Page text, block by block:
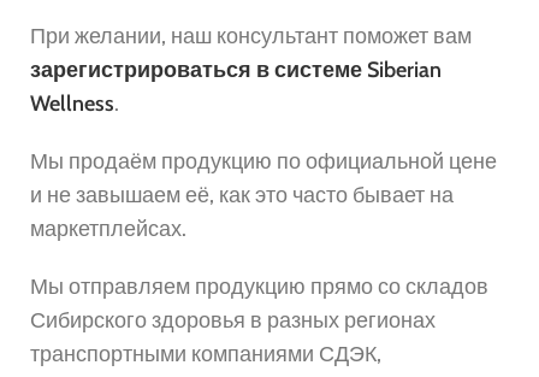
При желании, наш консультант поможет вам
зарегистрироваться в системе Siberian
Wellness.
Мы продаём продукцию по официальной цене
и не завышаем её, как это часто бывает на
маркетплейсах.
Мы отправляем продукцию прямо со складов
Сибирского здоровья в разных регионах
транспортными компаниями СДЭК,